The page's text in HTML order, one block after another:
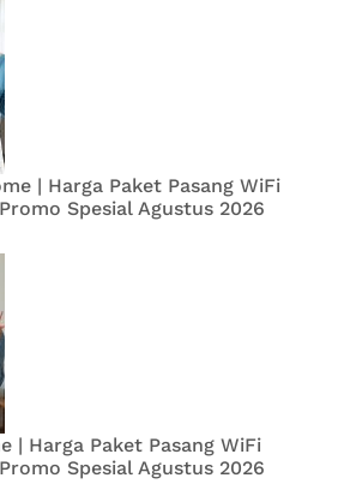
| Harga Paket Pasang WiFi
Spesial Agustus 2026
| Harga Paket Pasang WiFi
Spesial Agustus 2026